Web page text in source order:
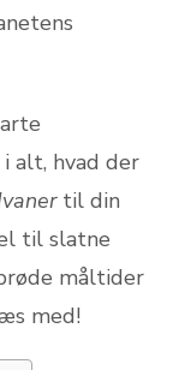
alt, hvad der
til din
til slatne
måltider
med!